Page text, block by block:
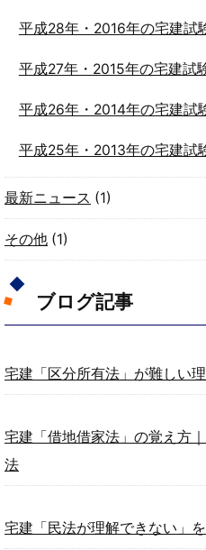
平成28年・2016年の宅建試
平成27年・2015年の宅建試
平成26年・2014年の宅建試
平成25年・2013年の宅建試
最新ニュース (1)
その他 (1)
ブログ記事
宅建「区分所有法」が難しい
宅建「借地借家法」の覚え方
法
宅建「民法が理解できない」